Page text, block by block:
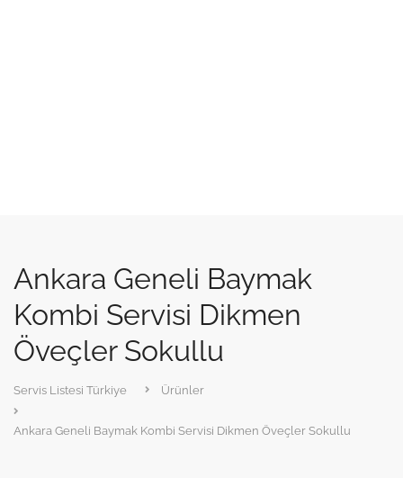
Ankara Geneli Baymak
Kombi Servisi Dikmen
Öveçler Sokullu
Servis Listesi Türkiye Ürünler
Ankara Geneli Baymak Kombi Servisi Dikmen Öveçler Sokullu